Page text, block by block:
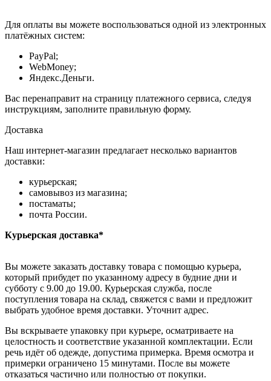
Для оплаты вы можете воспользоваться одной из электронных
платёжных систем:
PayPal;
WebMoney;
Яндекс.Деньги.
Вас перенаправит на страницу платежного сервиса, следуя
инструкциям, заполните правильную форму.
Доставка
Наш интернет-магазин предлагает несколько вариантов
доставки:
курьерская;
самовывоз из магазина;
постаматы;
почта России.
Курьерская доставка*
Вы можете заказать доставку товара с помощью курьера,
который прибудет по указанному адресу в будние дни и
субботу с 9.00 до 19.00. Курьерская служба, после
поступления товара на склад, свяжется с вами и предложит
выбрать удобное время доставки. Уточнит адрес.
Вы вскрываете упаковку при курьере, осматриваете на
целостность и соответствие указанной комплектации. Если
речь идёт об одежде, допустима примерка. Время осмотра и
примерки ограничено 15 минутами. После вы можете
отказаться частично или полностью от покупки.